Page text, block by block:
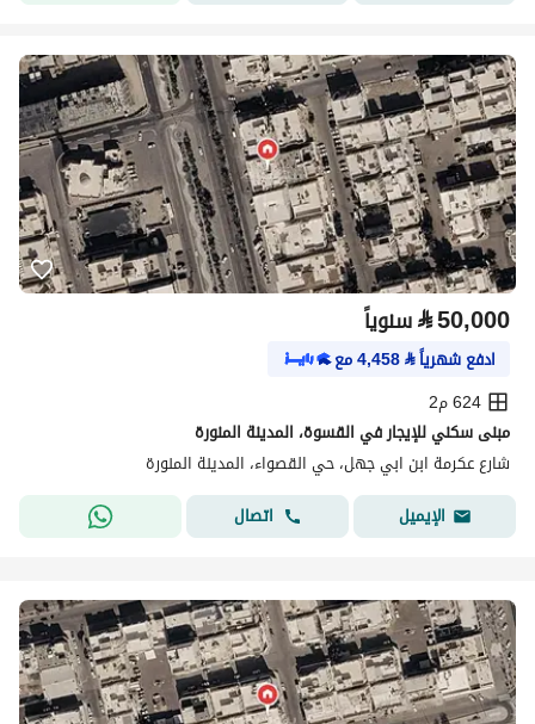
⃁50,000 سنوياً
ادفع شهرياً⃁
4,458مع
624 م2
مبنى سكني للإيجار في القسوة، المدينة المنورة
شارع عكرمة ابن ابي جهل، حي القصواء، المدينة المنورة
الإيميل
اتصال